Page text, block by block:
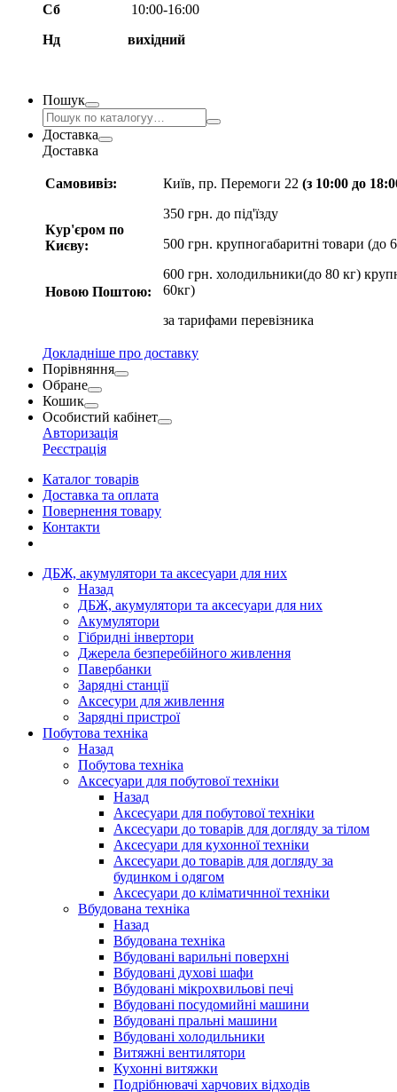
Сб
10:00-16:00
Нд вихідний
Пошук
Доставка
Доставка
Самовивіз:
Кур'єром по
Києву:
Новою Поштою:
Київ, пр. Перемоги 22 (з 10:00 до
350 грн. до під'їзду
500 грн. крупногабаритні товари (до
600 грн. холодильники(до 80 кг)
60кг)
за тарифами перевізника
Докладніше про доставку
Порівняння
Обране
Кошик
Особистий кабінет
Авторизація
Реєстрація
Каталог товарів
Доставка та оплата
Повернення товару
Контакти
ДБЖ, акумулятори та аксесуари для них
Назад
ДБЖ, акумулятори та аксесуари для них
Акумулятори
Гібридні інвертори
Джерела безперебійного живлення
Павербанки
Зарядні станції
Аксесури для живлення
Зарядні пристрої
Побутова техніка
Назад
Побутова техніка
Аксесуари для побутової техніки
Назад
Аксесуари для побутової техніки
Аксесуари до товарів для догляду за тілом
Аксесуари для кухонної техніки
Аксесуари до товарів для догляду за
будинком і одягом
Аксесуари до кліматичнної техніки
Вбудована техніка
Назад
Вбудована техніка
Вбудовані варильні поверхні
Вбудовані духові шафи
Вбудовані мікрохвильові печі
Вбудовані посудомийні машини
Вбудовані пральні машини
Вбудовані холодильники
Витяжні вентилятори
Кухонні витяжки
Подрібнювачі харчових відходів